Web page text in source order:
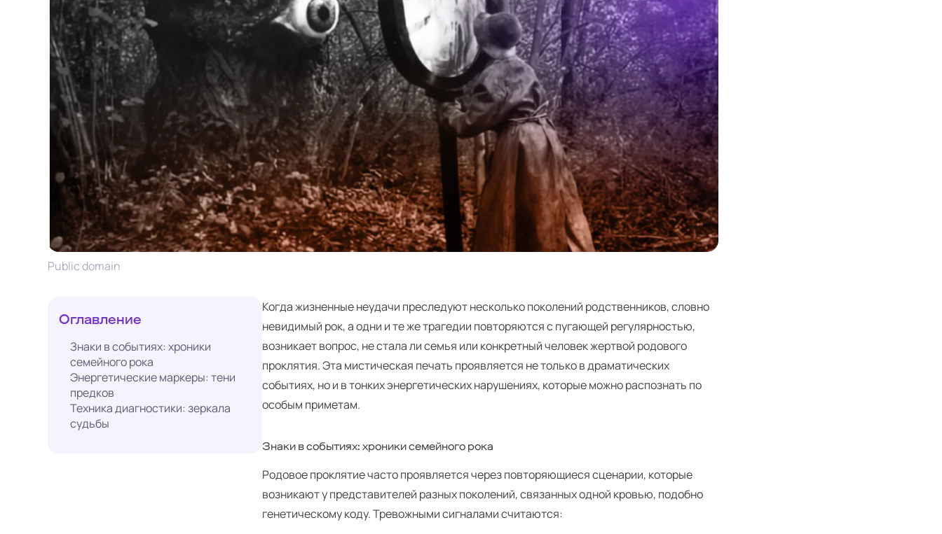
Public domain
Оглавление
Знаки в событиях: хроники
семейного рока
Энергетические маркеры: тени
предков
Техника диагностики: зеркала
судьбы
Когда жизненные неудачи преследуют несколько поколений родственников, словно
невидимый рок, а одни и те же трагедии повторяются с пугающей регулярностью,
возникает вопрос, не стала ли семья или конкретный человек жертвой родового
проклятия. Эта мистическая печать проявляется не только в драматических
событиях, но и в тонких энергетических нарушениях, которые можно распознать по
особым приметам.
Знаки в событиях: хроники семейного рока
Родовое проклятие часто проявляется через повторяющиеся сценарии, которые
возникают у представителей разных поколений, связанных одной кровью, подобно
генетическому коду. Тревожными сигналами считаются: